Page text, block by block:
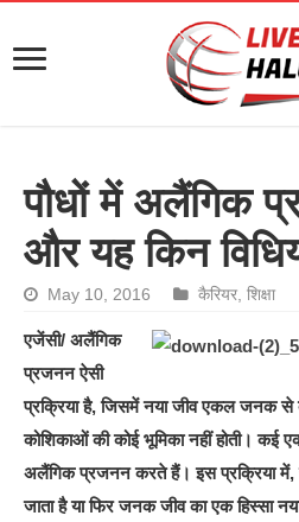
पौधों में अलैंगिक
और यह किन
May 10, 2016 कैरियर ,शिक्षा
एजेंसी/ अलैंगिक
प्रजनन ऐसी
प्रक्रिया है, जिसमें नया जीव एकल जनक
कोशिकाओं की कोई भूमिका नहीं होती। कई
अलैंगिक प्रजनन करते हैं। इस प्रक्रिया में,
जाता है या फिर जनक जीव का एक हिस्सा